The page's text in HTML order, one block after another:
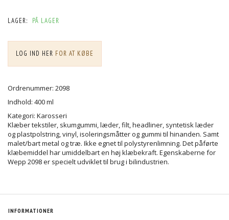
LAGER: PÅ LAGER
LOG IND HER FOR AT KØBE
Ordrenummer: 2098
Indhold: 400 ml
Kategori: Karosseri
Klæber tekstiler, skumgummi, læder, filt, headliner, syntetisk læder
og plastpolstring, vinyl, isoleringsmåtter og gummi til hinanden. Samt
malet/bart metal og træ. Ikke egnet til polystyrenlimning. Det påførte
klæbemiddel har umiddelbart en høj klæbekraft. Egenskaberne for
Wepp 2098 er specielt udviklet til brug i bilindustrien.
INFORMATIONER